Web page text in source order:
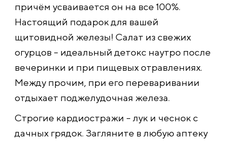
причём усваивается он на все 100%.
Настоящий подарок для вашей
щитовидной железы! Салат из свежих
огурцов – идеальный детокс наутро после
вечеринки и при пищевых отравлениях.
Между прочим, при его переваривании
отдыхает поджелудочная железа.
Строгие кардиостражи – лук и чеснок с
дачных грядок. Загляните в любую аптеку